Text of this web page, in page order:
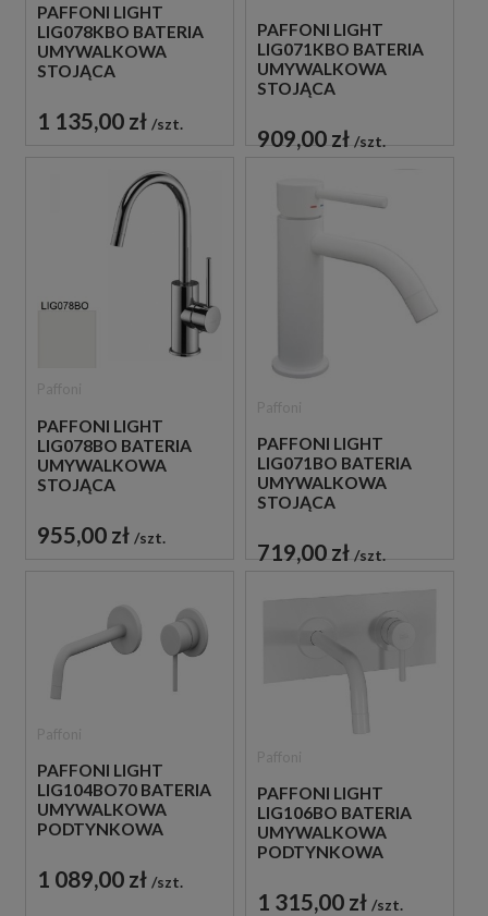
PAFFONI LIGHT
LIG078KBO BATERIA
UMYWALKOWA
STOJĄCA
BIAŁA
1 135,00 zł szt.
PAFFONI LIGHT
LIG071KBO BATERIA
UMYWALKOWA
STOJĄCA
BIAŁA
909,00 zł szt.
PAFFONI LIGHT
LIG078BO BATERIA
UMYWALKOWA
STOJĄCA
BIAŁA
955,00 zł szt.
PAFFONI LIGHT
LIG071BO BATERIA
UMYWALKOWA
STOJĄCA
BIAŁA
719,00 zł szt.
PAFFONI LIGHT
LIG104BO70 BATERIA
UMYWALKOWA
PODTYNKOWA
BIAŁA
1 089,00 zł szt.
PAFFONI LIGHT
LIG106BO BATERIA
UMYWALKOWA
PODTYNKOWA
BIAŁA
1 315,00 zł szt.